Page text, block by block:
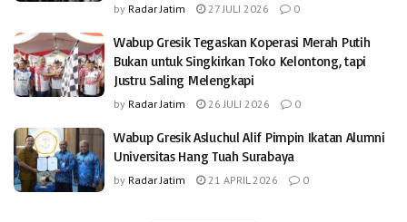
by Radar Jatim 27 JULI 2026 0
Wabup Gresik Tegaskan Koperasi Merah Putih
Bukan untuk Singkirkan Toko Kelontong, tapi
Justru Saling Melengkapi
by Radar Jatim 26 JULI 2026 0
Wabup Gresik Asluchul Alif Pimpin Ikatan Alumni
Universitas Hang Tuah Surabaya
by Radar Jatim 21 APRIL 2026 0